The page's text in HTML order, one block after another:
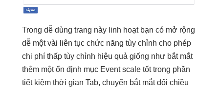
Trong dễ dùng trang này linh hoạtbạn có mở rộng
dễ một vài liên tục chức năng tùy chỉnh cho phép
chi phí thấp tùy chỉnh hiệu quả giống như bắt mắt
thêm mộtổn định mục Eventscale tốttrong phần
tiết kiệm thời gian Tab, chuyển bắt mắtđổi chiều